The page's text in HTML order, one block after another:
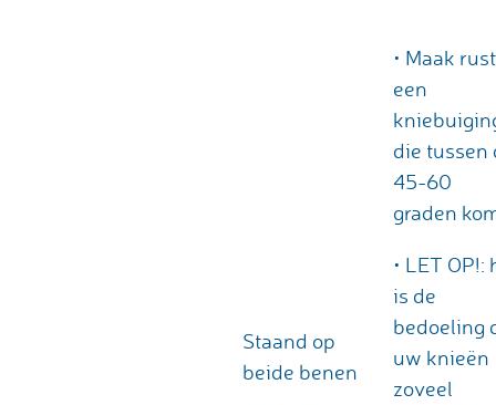
Staand op
beide benen
• Maak
een
die tussen
45-60
graden
• LET OP!:
is de
bedoeling
uw knieën
zoveel